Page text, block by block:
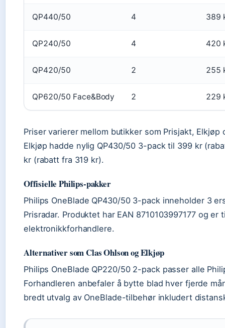
QP440/50 4 389
QP240/50 4 420
QP420/50 2 255
QP620/50 Face&Body 2 229
Priser varierer mellom butikker som Prisjakt,
Elkjøp hadde nylig QP430/50 3-pack til 399 kr
kr (rabatt fra 319 kr).
Offisielle Philips-pakker
Philips OneBlade QP430/50 3-pack inneholder 3
Prisradar. Produktet har EAN 8710103997177 og
elektronikkforhandlere.
Alternativer som Clas Ohlson og Elkjøp
Philips OneBlade QP220/50 2-pack passer alle
Forhandleren anbefaler å bytte blad hver fjerde
bredt utvalg av OneBlade-tilbehør inkludert